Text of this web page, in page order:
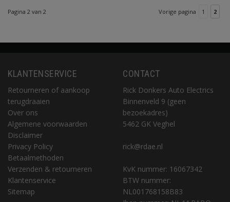
Pagina 2 van 2 Vorige pagina 1 2
KLANTENSERVICE
Retourneren of aankoop
terugdraaien
Over ons
Algemene voorwaarden
Disclaimer
Privacy Policy
Betaalmethoden
Verzenden & retourneren
Klantenservice
Sitemap
CONTACT
Rick Donkers Auto Electrics
Binnenveld 9 (geen
bezoekadres)
5462 GK Veghel
rick@rdae.nl
KvK nummer: 16067342
BTW nummer:
NL001768158B83